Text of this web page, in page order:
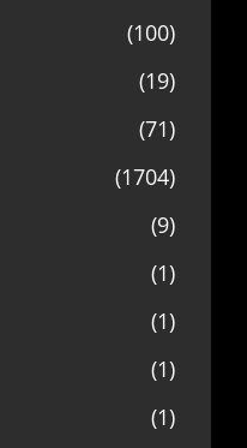
(100)
(19)
(71)
(1704)
(9)
(1)
(1)
(1)
(1)